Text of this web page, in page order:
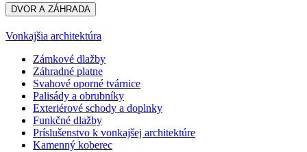
DVOR A ZÁHRADA
Vonkajšia architektúra
Zámkové dlažby
Záhradné platne
Svahové oporné tvárnice
Palisády a obrubníky
Exteriérové schody a doplnky
Funkčné dlažby
Príslušenstvo k vonkajšej architektúre
Kamenný koberec